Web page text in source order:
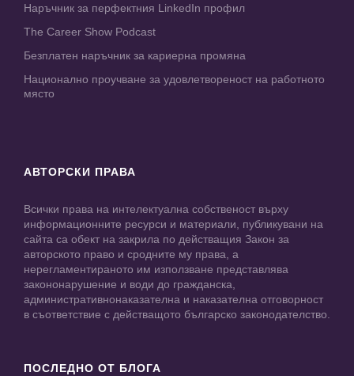
Наръчник за перфектния LinkedIn профил
The Career Show Podcast
Безплатен наръчник за кариерна промяна
Национално проучване за удовлетвореност на работното
място
АВТОРСКИ ПРАВА
Всички права на интелектуална собственост върху
информационните ресурси и материали, публикувани на
сайта са обект на закрила по действащия Закон за
авторското право и сродните му права, а
нерегламентираното им използване представлява
закононарушение и води до гражданска,
административнонаказателна и наказателна отговорност
в съответствие с действащото българско законодателство.
ПОСЛЕДНО ОТ БЛОГА